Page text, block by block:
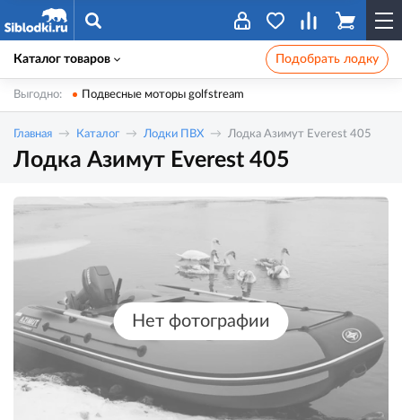
Каталог товаров Подобрать лодку
Выгодно: Подвесные моторы golfstream
Главная Каталог Лодки ПВХ Лодка Азимут Everest 405
Лодка Азимут Everest 405
Нет фотографии